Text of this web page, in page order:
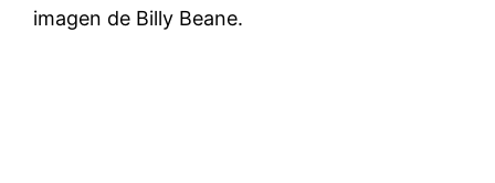
imagen de Billy Beane.